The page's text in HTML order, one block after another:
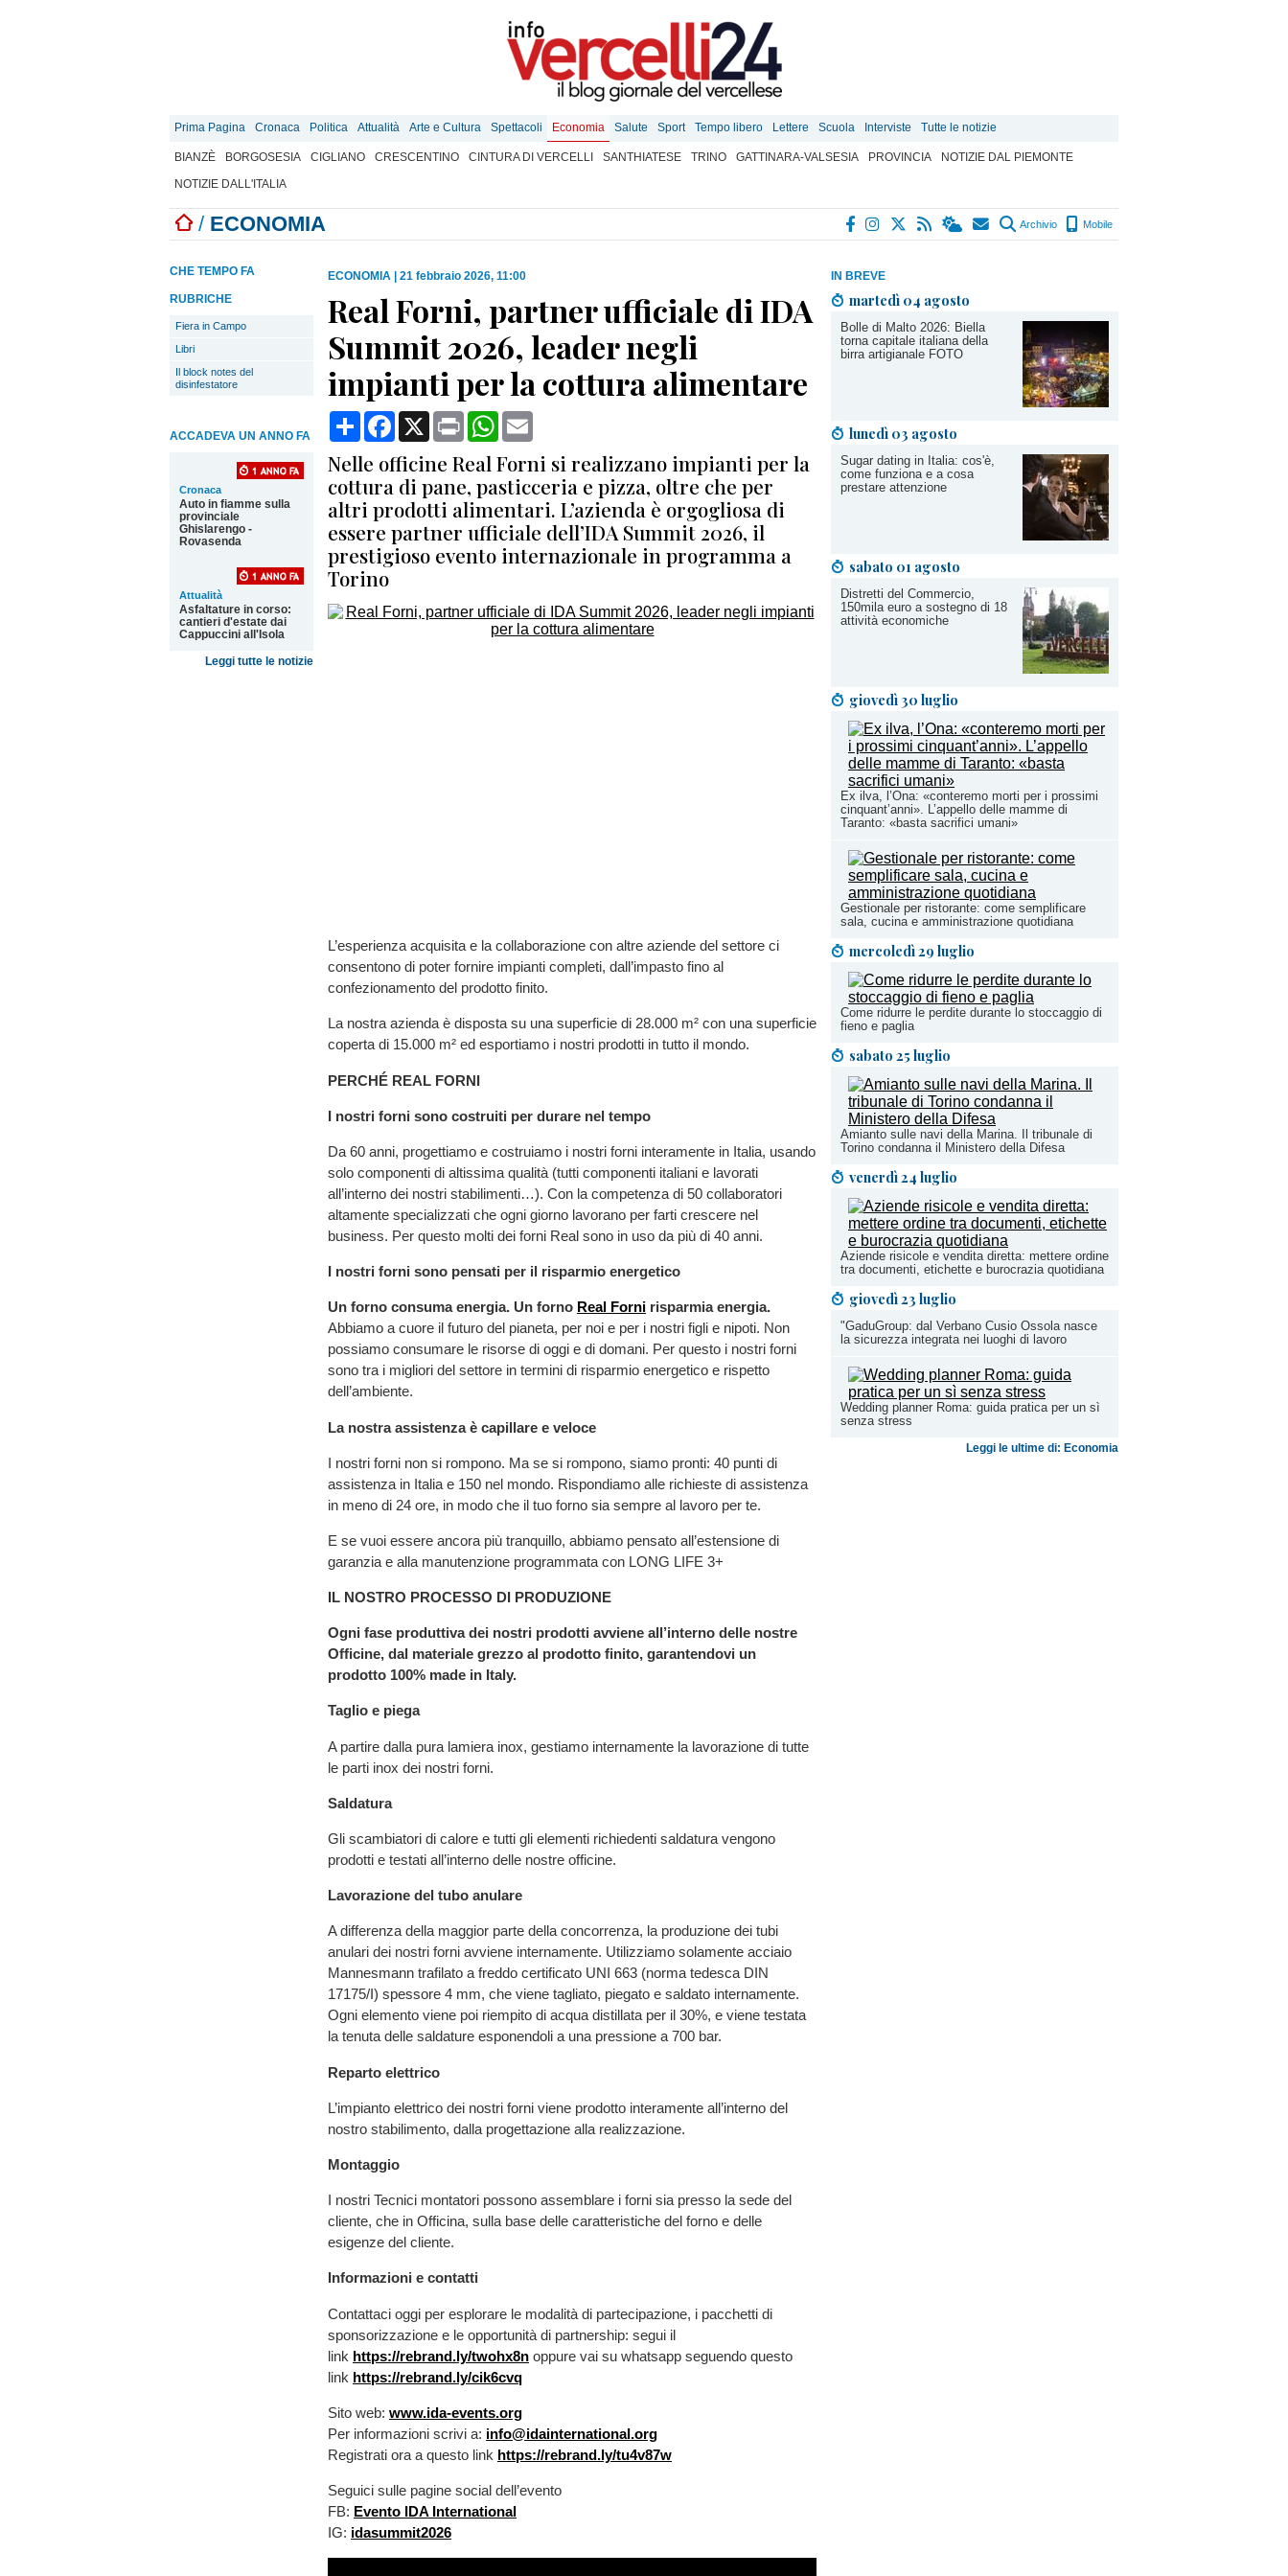
Prima Pagina Cronaca Politica Attualità Arte e Cultura Spettacoli Economia Salute Sport Tempo libero Lettere Scuola Interviste Tutte le notizie
BIANZÈ BORGOSESIA CIGLIANO CRESCENTINO CINTURA DI VERCELLI SANTHIATESE TRINO GATTINARA-VALSESIA PROVINCIA
NOTIZIE DAL PIEMONTE
NOTIZIE DALL'ITALIA
/ ECONOMIA Archivio Mobile
IN BREVE
martedì 04 agosto
Bolle di Malto 2026: Biella
torna capitale italiana della
birra artigianale FOTO
lunedì 03 agosto
Sugar dating in Italia: cos'è,
come funziona e a cosa
prestare attenzione
sabato 01 agosto
Distretti del Commercio,
150mila euro a sostegno di 18
attività economiche
giovedì 30 luglio
Ex ilva, l’Ona: «conteremo morti per i prossimi
cinquant’anni». L’appello delle mamme di
Taranto: «basta sacrifici umani»
Gestionale per ristorante: come semplificare
sala, cucina e amministrazione quotidiana
mercoledì 29 luglio
Come ridurre le perdite durante lo stoccaggio di
fieno e paglia
sabato 25 luglio
Amianto sulle navi della Marina. Il tribunale di
Torino condanna il Ministero della Difesa
venerdì 24 luglio
Aziende risicole e vendita diretta: mettere ordine
tra documenti, etichette e burocrazia quotidiana
giovedì 23 luglio
"GaduGroup: dal Verbano Cusio Ossola nasce
la sicurezza integrata nei luoghi di lavoro
Wedding planner Roma: guida pratica per un sì
senza stress
Leggi le ultime di: Economia
CHE TEMPO FA
RUBRICHE
Fiera in Campo
Libri
Il block notes del
disinfestatore
ACCADEVA UN ANNO FA
Cronaca
Auto in fiamme sulla
provinciale
Ghislarengo -
Rovasenda
Attualità
Asfaltature in corso:
cantieri d'estate dai
Cappuccini all'Isola
Leggi tutte le notizie
ECONOMIA 21 febbraio 2026, 11:00
Real Forni, partner ufficiale di IDA
Summit 2026, leader negli
impianti per la cottura alimentare
CondividiFacebook
X Print WhatsApp
Nelle officine Real Forni si realizzano impianti per la
cottura di pane, pasticceria e pizza, oltre che per
altri prodotti alimentari. L’azienda è orgogliosa di
essere partner ufficiale dell’IDA Summit 2026, il
prestigioso evento internazionale in programma a
Torino
L’esperienza acquisita e la collaborazione con altre aziende del settore ci
consentono di poter fornire impianti completi, dall’impasto fino al
confezionamento del prodotto finito.
La nostra azienda è disposta su una superficie di 28.000 m² con una superficie
coperta di 15.000 m² ed esportiamo i nostri prodotti in tutto il mondo.
PERCHÉ REAL FORNI
I nostri forni sono costruiti per durare nel tempo
Da 60 anni, progettiamo e costruiamo i nostri forni interamente in Italia, usando
solo componenti di altissima qualità (tutti componenti italiani e lavorati
all’interno dei nostri stabilimenti…). Con la competenza di 50 collaboratori
altamente specializzati che ogni giorno lavorano per farti crescere nel
business. Per questo molti dei forni Real sono in uso da più di 40 anni.
I nostri forni sono pensati per il risparmio energetico
Un forno consuma energia. Un forno Real Forni risparmia energia.
Abbiamo a cuore il futuro del pianeta, per noi e per i nostri figli e nipoti. Non
possiamo consumare le risorse di oggi e di domani. Per questo i nostri forni
sono tra i migliori del settore in termini di risparmio energetico e rispetto
dell’ambiente.
La nostra assistenza è capillare e veloce
I nostri forni non si rompono. Ma se si rompono, siamo pronti: 40 punti di
assistenza in Italia e 150 nel mondo. Rispondiamo alle richieste di assistenza
in meno di 24 ore, in modo che il tuo forno sia sempre al lavoro per te.
E se vuoi essere ancora più tranquillo, abbiamo pensato all’estensione di
garanzia e alla manutenzione programmata con LONG LIFE 3+
IL NOSTRO PROCESSO DI PRODUZIONE
Ogni fase produttiva dei nostri prodotti avviene all’interno delle nostre
Officine, dal materiale grezzo al prodotto finito, garantendovi un
prodotto 100% made in Italy.
Taglio e piega
A partire dalla pura lamiera inox, gestiamo internamente la lavorazione di tutte
le parti inox dei nostri forni.
Saldatura
Gli scambiatori di calore e tutti gli elementi richiedenti saldatura vengono
prodotti e testati all’interno delle nostre officine.
Lavorazione del tubo anulare
A differenza della maggior parte della concorrenza, la produzione dei tubi
anulari dei nostri forni avviene internamente. Utilizziamo solamente acciaio
Mannesmann trafilato a freddo certificato UNI 663 (norma tedesca DIN
17175/I) spessore 4 mm, che viene tagliato, piegato e saldato internamente.
Ogni elemento viene poi riempito di acqua distillata per il 30%, e viene testata
la tenuta delle saldature esponendoli a una pressione a 700 bar.
Reparto elettrico
L’impianto elettrico dei nostri forni viene prodotto interamente all’interno del
nostro stabilimento, dalla progettazione alla realizzazione.
Montaggio
I nostri Tecnici montatori possono assemblare i forni sia presso la sede del
cliente, che in Officina, sulla base delle caratteristiche del forno e delle
esigenze del cliente.
Informazioni e contatti
Contattaci oggi per esplorare le modalità di partecipazione, i pacchetti di
sponsorizzazione e le opportunità di partnership: segui il
link https://rebrand.ly/twohx8n oppure vai su whatsapp seguendo questo
link https://rebrand.ly/cik6cvq
Sito web: www.ida-events.org
Per informazioni scrivi a: info@idainternational.org
Registrati ora a questo link https://rebrand.ly/tu4v87w
Seguici sulle pagine social dell’evento
FB: Evento IDA International
IG: idasummit2026